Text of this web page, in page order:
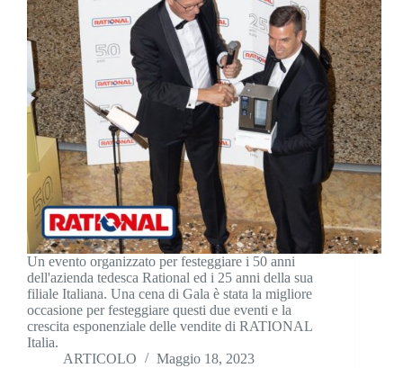
Un evento organizzato per festeggiare i 50 anni
dell'azienda tedesca Rational ed i 25 anni della sua
filiale Italiana. Una cena di Gala è stata la migliore
occasione per festeggiare questi due eventi e la
crescita esponenziale delle vendite di RATIONAL
Italia.
ARTICOLO
Maggio 18, 2023